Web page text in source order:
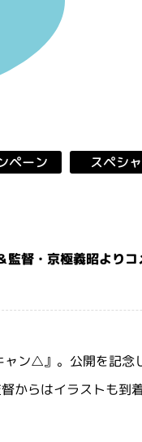
ペーン スペシ
督・京極義昭より
ン△』。公開を記念
からはイラストも到